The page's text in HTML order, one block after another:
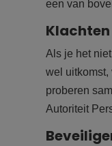
een van
Klachten
Als je het
wel uitkomst,
proberen
Autoriteit